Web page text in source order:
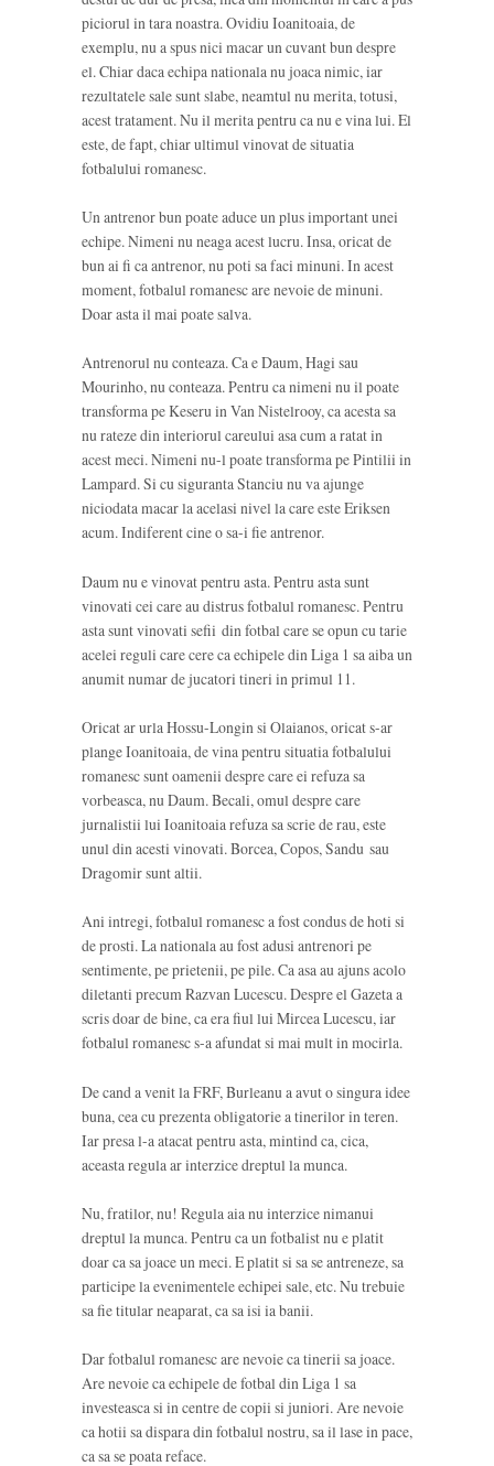
piciorul in tara noastra. Ovidiu Ioanitoaia, de
exemplu, nu a spus nici macar un cuvant bun despre
el. Chiar daca echipa nationala nu joaca nimic, iar
rezultatele sale sunt slabe, neamtul nu merita, totusi,
acest tratament. Nu il merita pentru ca nu e vina lui. El
este, de fapt, chiar ultimul vinovat de situatia
fotbalului romanesc.
Un antrenor bun poate aduce un plus important unei
echipe. Nimeni nu neaga acest lucru. Insa, oricat de
bun ai fi ca antrenor, nu poti sa faci minuni. In acest
moment, fotbalul romanesc are nevoie de minuni.
Doar asta il mai poate salva.
Antrenorul nu conteaza. Ca e Daum, Hagi sau
Mourinho, nu conteaza. Pentru ca nimeni nu il poate
transforma pe Keseru in Van Nistelrooy, ca acesta sa
nu rateze din interiorul careului asa cum a ratat in
acest meci. Nimeni nu-l poate transforma pe Pintilii in
Lampard. Si cu siguranta Stanciu nu va ajunge
niciodata macar la acelasi nivel la care este Eriksen
acum. Indiferent cine o sa-i fie antrenor.
Daum nu e vinovat pentru asta. Pentru asta sunt
vinovati cei care au distrus fotbalul romanesc. Pentru
asta sunt vinovati sefii din fotbal care se opun cu tarie
acelei reguli care cere ca echipele din Liga 1 sa aiba un
anumit numar de jucatori tineri in primul 11.
Oricat ar urla Hossu-Longin si Olaianos, oricat s-ar
plange Ioanitoaia, de vina pentru situatia fotbalului
romanesc sunt oamenii despre care ei refuza sa
vorbeasca, nu Daum. Becali, omul despre care
jurnalistii lui Ioanitoaia refuza sa scrie de rau, este
unul din acesti vinovati. Borcea, Copos, Sandu sau
Dragomir sunt altii.
Ani intregi, fotbalul romanesc a fost condus de hoti si
de prosti. La nationala au fost adusi antrenori pe
sentimente, pe prietenii, pe pile. Ca asa au ajuns acolo
diletanti precum Razvan Lucescu. Despre el Gazeta a
scris doar de bine, ca era fiul lui Mircea Lucescu, iar
fotbalul romanesc s-a afundat si mai mult in mocirla.
De cand a venit la FRF, Burleanu a avut o singura idee
buna, cea cu prezenta obligatorie a tinerilor in teren.
Iar presa l-a atacat pentru asta, mintind ca, cica,
aceasta regula ar interzice dreptul la munca.
Nu, fratilor, nu! Regula aia nu interzice nimanui
dreptul la munca. Pentru ca un fotbalist nu e platit
doar ca sa joace un meci. E platit si sa se antreneze, sa
participe la evenimentele echipei sale, etc. Nu trebuie
sa fie titular neaparat, ca sa isi ia banii.
Dar fotbalul romanesc are nevoie ca tinerii sa joace.
Are nevoie ca echipele de fotbal din Liga 1 sa
investeasca si in centre de copii si juniori. Are nevoie
ca hotii sa dispara din fotbalul nostru, sa il lase in pace,
ca sa se poata reface.